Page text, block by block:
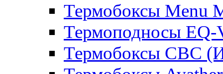
Термобоксы Menu
Термоподносы EQ-
Термобоксы CBC